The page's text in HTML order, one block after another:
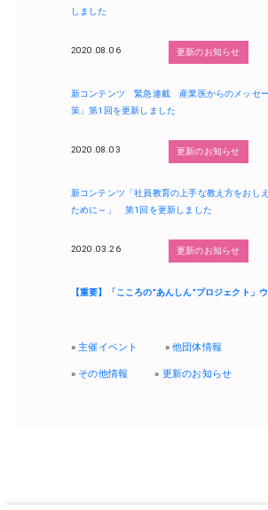
しました
2020.08.06 更新のお知らせ
新コンテンツ 緊急連載 産業医からのメッセ
策」第1回を更新しました
2020.08.03 更新のお知らせ
新コンテンツ「社員教育の上手な教え方をおし
ために～」 第1回を更新しました
2020.03.26 更新のお知らせ
【重要】「こころの"あんしん"プロジェクト」
主催イベント 他団体情報
その他情報 更新のお知らせ